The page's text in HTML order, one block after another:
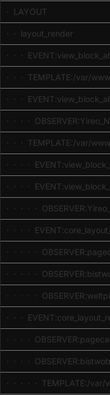
· LAYOUT
· · layout_render
· · ·
· · · TEMPLATE:/var/
· · ·
· · · ·
· · · TEMPLATE:/var/
· · · ·
· · · ·
· · · · ·
· · · ·
· · · · ·
· · · · ·
· · · · ·
· · ·
· · · ·
· · · ·
· · · · · TEMPLATE:/